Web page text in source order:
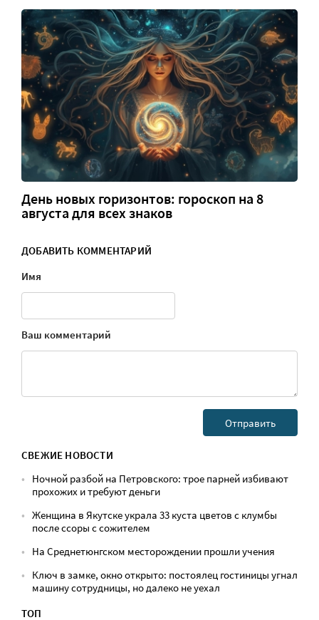
День новых горизонтов: гороскоп на 8
августа для всех знаков
ДОБАВИТЬ КОММЕНТАРИЙ
Имя
Ваш комментарий
СВЕЖИЕ НОВОСТИ
Ночной разбой на Петровского: трое парней избивают
прохожих и требуют деньги
Женщина в Якутске украла 33 куста цветов с клумбы
после ссоры с сожителем
На Среднетюнгском месторождении прошли учения
Ключ в замке, окно открыто: постоялец гостиницы угнал
машину сотрудницы, но далеко не уехал
ТОП